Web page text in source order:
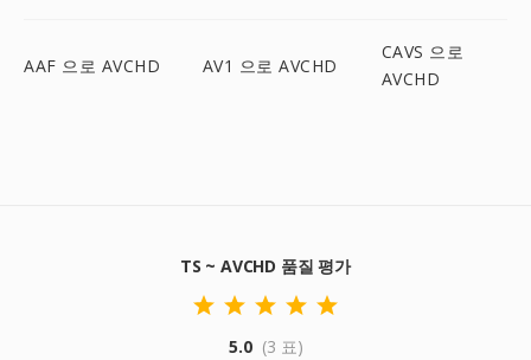
AAF 으로 AVCHD AV1 으로 AVCHD
CAVS 으로
AVCHD
TS ~ AVCHD 품질 평가
5.0 (3 표)